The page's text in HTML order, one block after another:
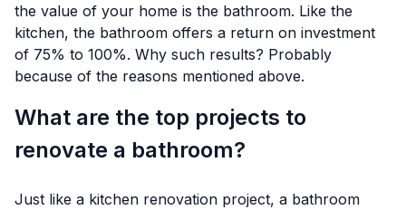
the value of your home is the bathroom. Like the
kitchen, the bathroom offers a return on investment
of 75% to 100%. Why such results? Probably
because of the reasons mentioned above.
What are the top projects to
renovate a bathroom?
Just like a kitchen renovation project, a bathroom